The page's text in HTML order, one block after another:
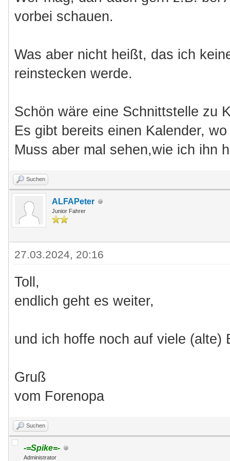
vorbei schauen.
Was aber nicht heißt, das ich
reinstecken werde.
Schön wäre eine Schnittstelle zu
Es gibt bereits einen Kalender,
Muss aber mal sehen,wie ich ihn
Suchen
ALFAPeter
Junior Fahrer
27.03.2024, 20:16
Toll,
endlich geht es weiter,
und ich hoffe noch auf viele (alte)
Gruß
vom Forenopa
Suchen
-=Spike=-
Administrator